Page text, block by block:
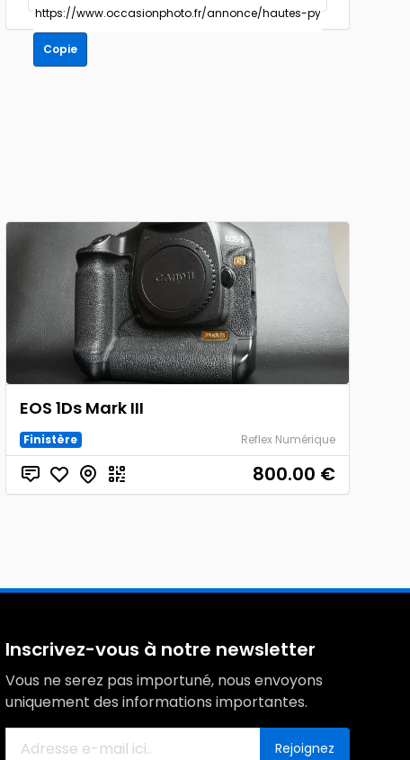
Copie
EOS 1Ds Mark III
Finistère Reflex Numérique
800.00 €
Inscrivez-vous à notre newsletter
Vous ne serez pas importuné, nous envoyons
uniquement des informations importantes.
Rejoignez